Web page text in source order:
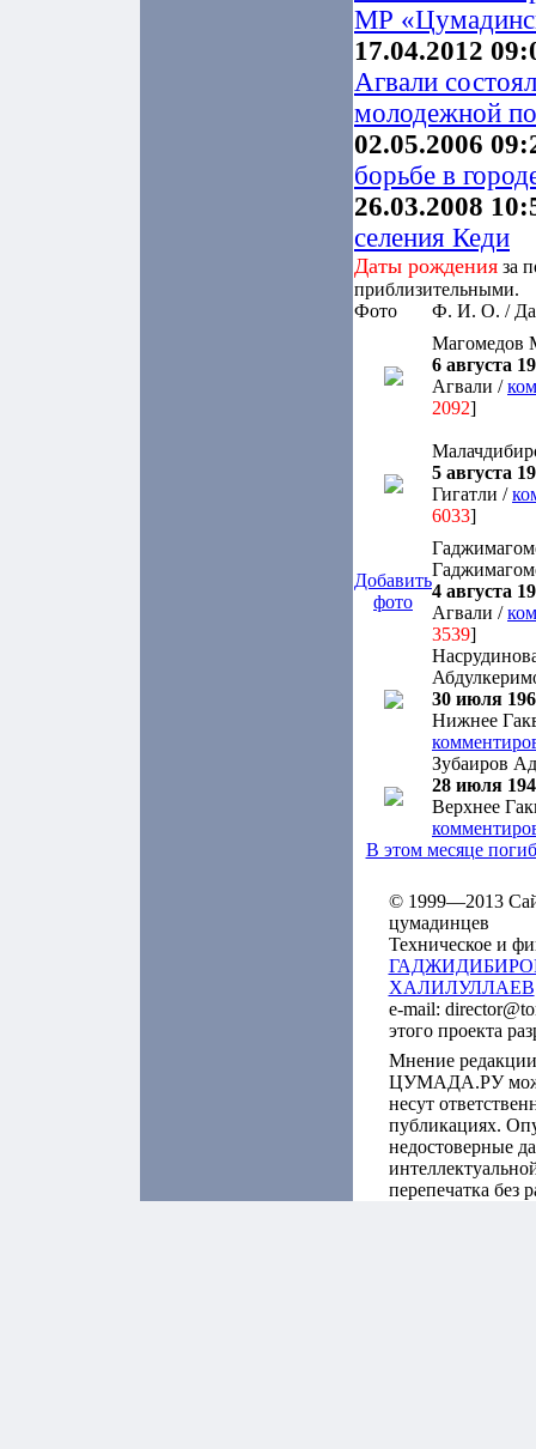
МР
17.04.2012
Агвали
молодежной
02.05.2006
борьбе в
26.03.2008
селения Кеди
Даты рождения за
приблизительными.
Фото
Ф. И. О. /
Магомедов
6 августа
Агвали /
2092]
5 августа
Гигатли /
6033]
Добавить
фото
4 августа
Агвали /
3539]
30 июля
Нижнее
Зубаиров
28 июля
Верхнее
В этом месяце
© 1999—2013
цумадинцев
Техническое и
ХАЛИЛУЛЛАЕВ
e-mail:
этого проекта
Мнение
ЦУМАДА.РУ
несут
публикациях.
недостоверные
перепечатка без